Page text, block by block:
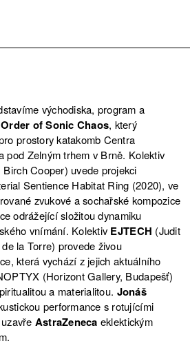
východiska, program a
Order of Sonic Chaos, který
prostory katakomb Centra
pod Zelným trhem v Brně. Kolektiv
Cooper) uvede projekci
Sentience Habitat Ring (2020), ve
zvukové a sochařské kompozice
odrážející složitou dynamiku
vnímání. Kolektiv EJTECH (Judit
la Torre) provede živou
která vychází z jejich aktuálního
(Horizont Gallery, Budapešť)
a materialitou. Jonáš
performance s rotujícími
AstraZeneca eklektickým